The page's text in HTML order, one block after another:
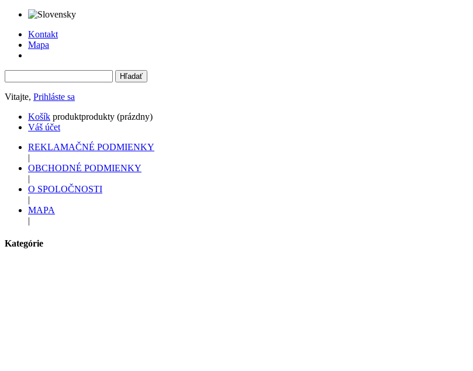
Kontakt
Mapa
Vitajte, Prihláste sa
Košík produktprodukty (prázdny)
Váš účet
REKLAMAČNÉ PODMIENKY
|
OBCHODNÉ PODMIENKY
|
O SPOLOČNOSTI
|
MAPA
|
Kategórie